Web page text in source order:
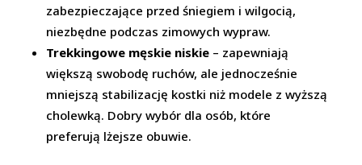
zabezpieczające przed śniegiem i wilgocią,
niezbędne podczas zimowych wypraw.
Trekkingowe męskie niskie – zapewniają
większą swobodę ruchów, ale jednocześnie
mniejszą stabilizację kostki niż modele z wyższą
cholewką. Dobry wybór dla osób, które
preferują lżejsze obuwie.